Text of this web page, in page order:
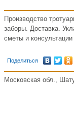
Производство
заборы. Доставка.
сметы и
Поделиться
Московская обл.,